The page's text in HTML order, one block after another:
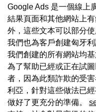
Google Ads 是一個線上
結果頁面和其他網站上
外，這些文本可以部分
我們也為客戶創建匈牙
我們創建的所有網站均
為了幫助已經或正在試
者，因為此類詐欺的受
利亞，針對這些做法已
做好了更充分的準備。